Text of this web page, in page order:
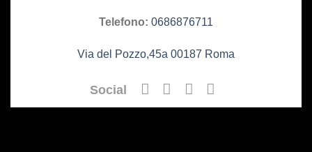
Telefono: 0686876711
Via del Pozzo,45a 00187 Roma
Social